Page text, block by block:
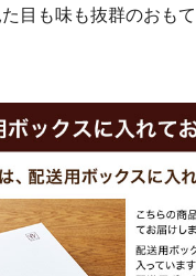
目も味も抜群のおもて